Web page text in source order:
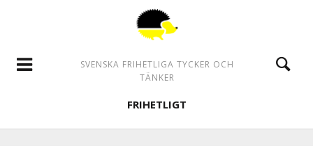
SVENSKA FRIHETLIGA TYCKER OCH
TÄNKER
FRIHETLIGT